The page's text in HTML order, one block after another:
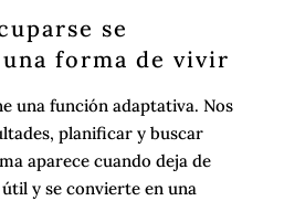
se
forma de vivir
una función adaptativa. Nos
planificar y buscar
aparece cuando deja de
y se convierte en una